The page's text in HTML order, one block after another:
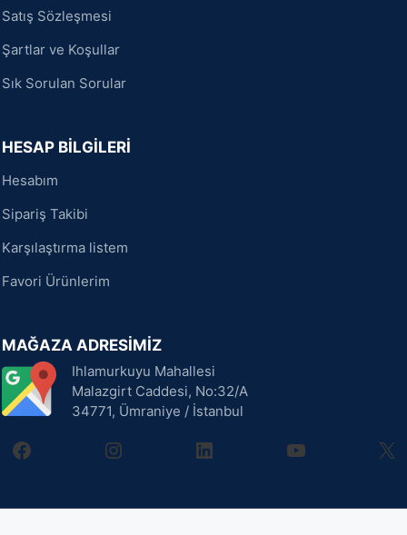
Satış Sözleşmesi
Şartlar ve Koşullar
Sık Sorulan Sorular
HESAP BİLGİLERİ
Hesabım
Sipariş Takibi
Karşılaştırma listem
Favori Ürünlerim
MAĞAZA ADRESİMİZ
Ihlamurkuyu Mahallesi
Malazgirt Caddesi, No:32/A
34771, Ümraniye / İstanbul
facebookinstagramlinkedin youtube X